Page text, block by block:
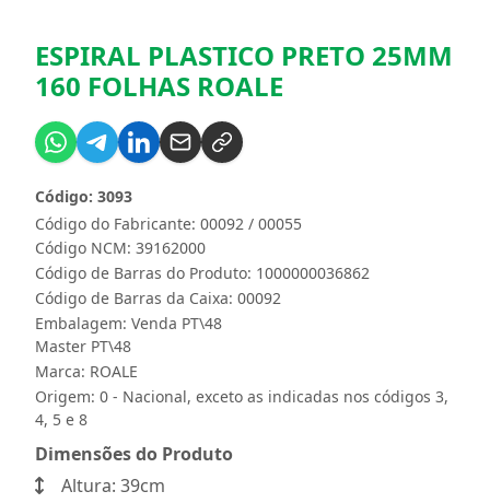
ESPIRAL PLASTICO PRETO 25MM
160 FOLHAS ROALE
Código do Fabricante: 00092 / 00055
Código: 3093
Código NCM: 39162000
Código de Barras do Produto: 1000000036862
Código de Barras da Caixa: 00092
Embalagem: Venda PT\48
Master PT\48
Marca: ROALE
Origem: 0 - Nacional, exceto as indicadas nos códigos 3,
4, 5 e 8
Dimensões do Produto
Altura: 39cm